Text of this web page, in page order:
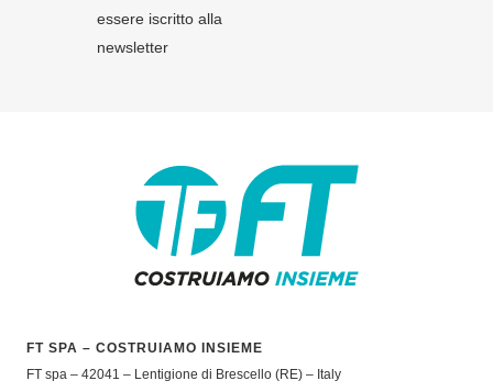
essere iscritto alla
newsletter
FT SPA – COSTRUIAMO INSIEME
FT spa – 42041 – Lentigione di Brescello (RE) – Italy